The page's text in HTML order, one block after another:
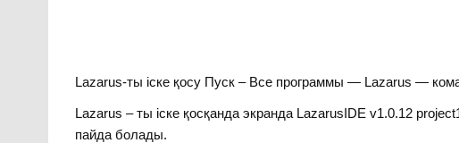
Lazarus-ты іске қосу Пуск – Все программы — Lazarus —
Lazarus – ты іске қосқанда экранда LazarusIDE v1.0.12
пайда болады.